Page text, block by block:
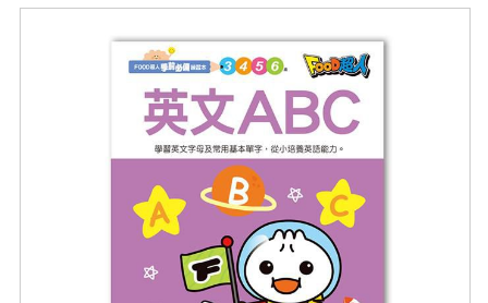
老師您好!!幼教會員火熱招募中~
海外購物免煩惱！點我查看『海外購物流程說明』
批發會員大招募，輕鬆實現財富自由!
老師您好!!幼教會員火熱招募中~
海外購物免煩惱！點我查看『海外購物流程說明』